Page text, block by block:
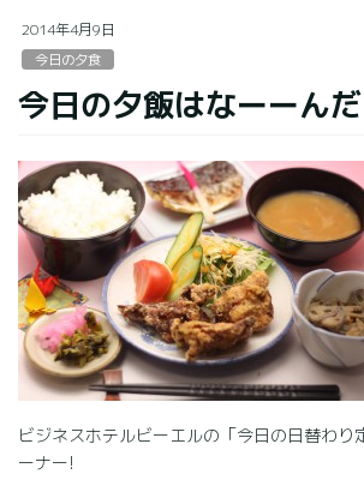
2014年4月9日
今日の夕食
今日の夕飯はなーーんだ
ビジネスホテルビーエルの「今日の日替わり
ーナー!